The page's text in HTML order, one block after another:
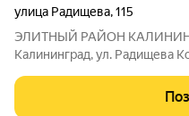
улица Радищева,115
ЭЛИТНЫЙ РАЙОН
Калининград, ул. Радищева Количество комнат : 3 Площадь :
Элитный район с развитой